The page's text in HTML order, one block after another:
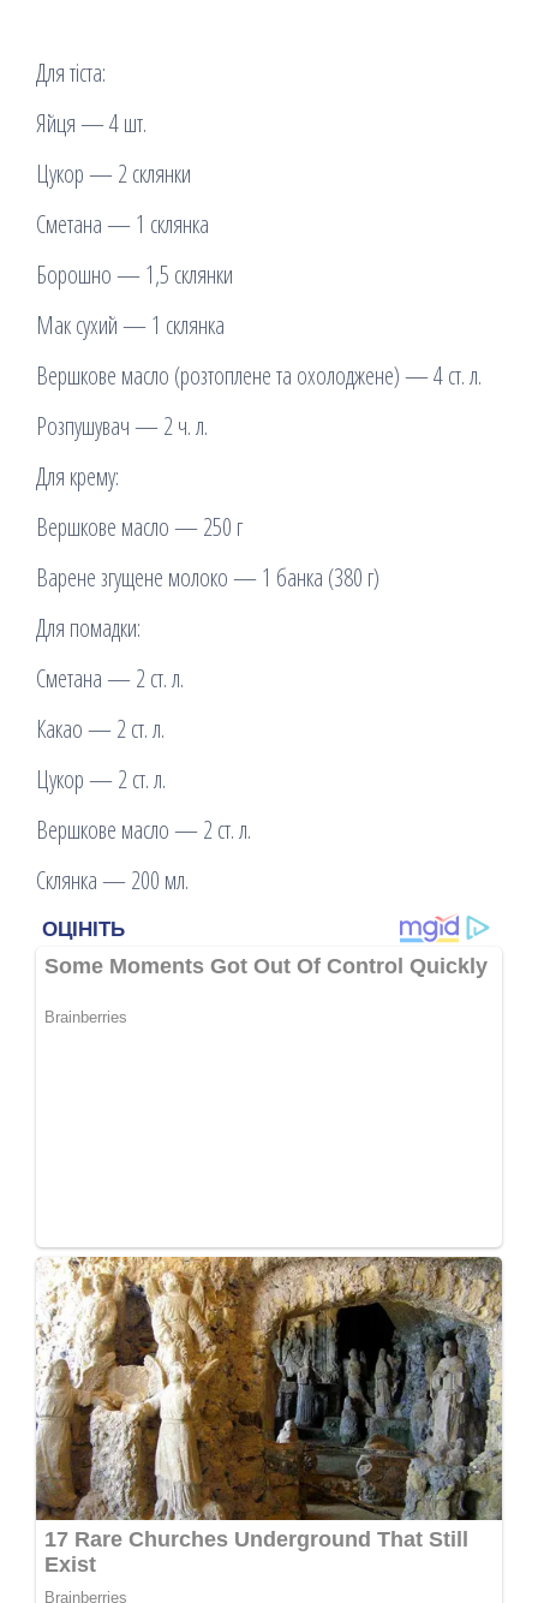
Для тіста:
Яйця — 4 шт.
Цукор — 2 склянки
Сметана — 1 склянка
Борошно — 1,5 склянки
Мак сухий — 1 склянка
Вершкове масло (розтоплене та охолоджене) — 4 ст. л.
Розпушувач — 2 ч. л.
Для крему:
Вершкове масло — 250 г
Варене згущене молоко — 1 банка (380 г)
Для помадки:
Сметана — 2 ст. л.
Какао — 2 ст. л.
Цукор — 2 ст. л.
Вершкове масло — 2 ст. л.
Склянка — 200 мл.